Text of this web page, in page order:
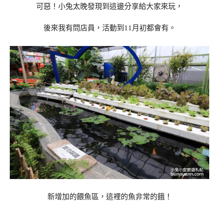
可惡！小兔太晚發現到這邊分享給大家來玩，
後來我有問店員，活動到11月初都會有。
新增加的餵魚區，這裡的魚非常的餓！